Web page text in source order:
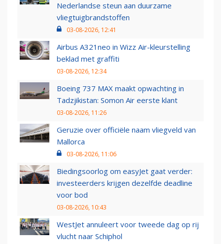
Nederlandse steun aan duurzame
vliegtuigbrandstoffen
03-08-2026, 12:41
Airbus A321neo in Wizz Air-kleurstelling
beklad met graffiti
03-08-2026, 12:34
Boeing 737 MAX maakt opwachting in
Tadzjikistan: Somon Air eerste klant
03-08-2026, 11:26
Geruzie over officiële naam vliegveld van
Mallorca
03-08-2026, 11:06
Biedingsoorlog om easyJet gaat verder:
investeerders krijgen dezelfde deadline
voor bod
03-08-2026, 10:43
WestJet annuleert voor tweede dag op rij
vlucht naar Schiphol